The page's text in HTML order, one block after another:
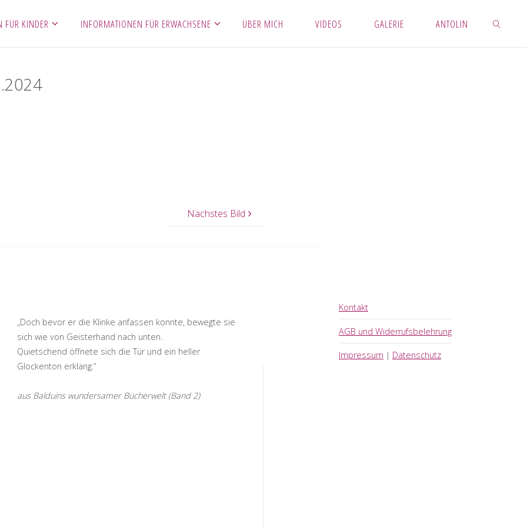
FÜR KINDER INFORMATIONEN FÜR ERWACHSENE ÜBER MICH VIDEOS GALERIE ANTOLIN
Nächstes Bild
„Doch bevor er die Klinke anfassen konnte, bewegte sie
sich wie von Geisterhand nach unten.
Quietschend öffnete sich die Tür und ein heller
Glockenton erklang.“
aus Balduins wundersamer Bücherwelt (Band 2)
Kontakt
AGB und Widerrufsbelehrung
Impressum | Datenschutz